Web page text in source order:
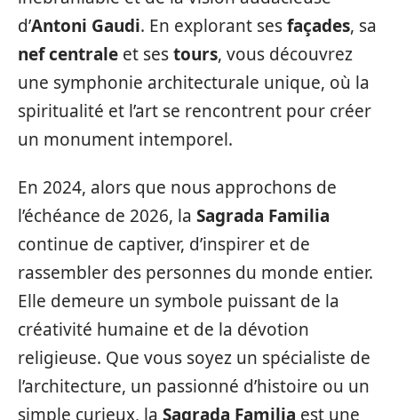
d’Antoni Gaudi. En explorant sesfaçades, sa
nef centrale et sestours, vous découvrez
une symphonie architecturale unique, où la
spiritualité et l’art se rencontrent pour créer
un monument intemporel.
En 2024, alors que nous approchons de
l’échéance de 2026, la Sagrada Familia
continue de captiver, d’inspirer et de
rassembler des personnes du monde entier.
Elle demeure un symbole puissant de la
créativité humaine et de la dévotion
religieuse. Que vous soyez un spécialiste de
l’architecture, un passionné d’histoire ou un
simple curieux, la Sagrada Familia est une